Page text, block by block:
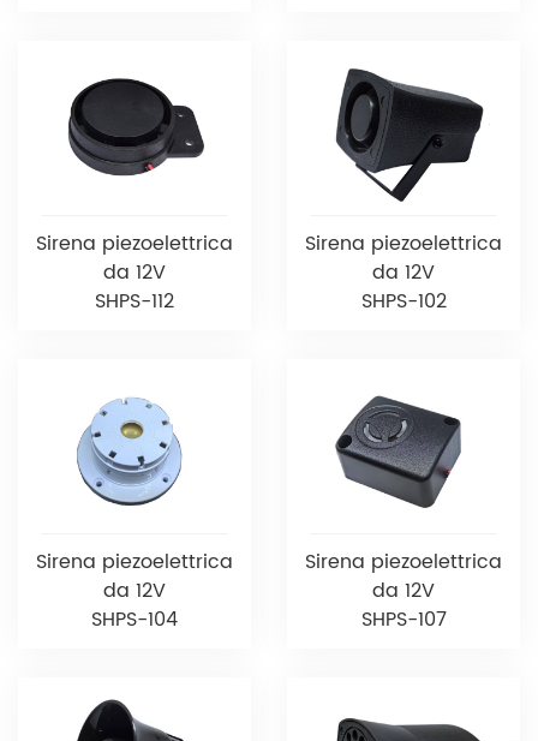
Sirena piezoelettrica
da 12V
SHPS-112
Sirena piezoelettrica
da 12V
SHPS-102
Sirena piezoelettrica
da 12V
SHPS-104
Sirena piezoelettrica
da 12V
SHPS-107